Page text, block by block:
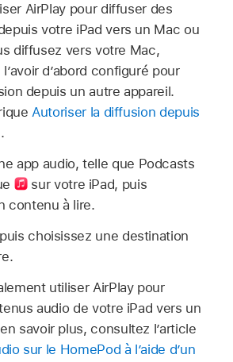
AirPlay pour diffuser des
votre iPad vers un Mac ou
diffusez vers votre Mac,
d’abord configuré pour
depuis un autre appareil.
Autoriser la diffusion depuis
.
app audio, telle que Podcasts
sur votre iPad, puis
contenu à lire.
puis choisissez une destination
utiliser AirPlay pour
audio de votre iPad vers un
savoir plus, consultez l’article
sur le HomePod à l’aide d’un